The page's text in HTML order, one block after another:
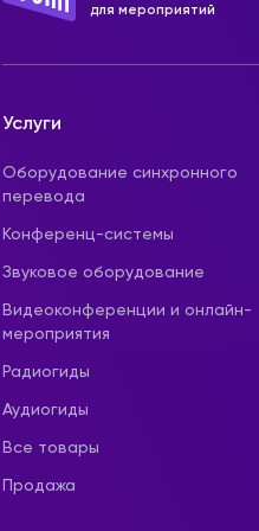
для мероприятий
Услуги
Оборудование синхронного
перевода
Конференц-системы
Звуковое оборудование
Видеоконференции и онлайн-
мероприятия
Радиогиды
Аудиогиды
Все товары
Продажа